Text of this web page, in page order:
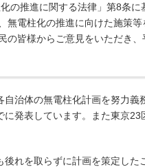
の推進に関する法律」第8条
無電柱化の推進に向けた施策
の皆様からご意見をいただき
治体の無電柱化計画を努力義
発表しています。また東京
れを取らずに計画を策定した